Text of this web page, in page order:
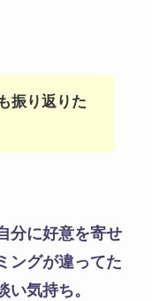
振り返りた
分に好意を寄せ
ングが違ってた
い気持ち。